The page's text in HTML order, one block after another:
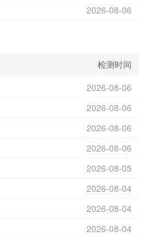
2026-08-06
检测时间
2026-08-06
2026-08-06
2026-08-06
2026-08-06
2026-08-05
2026-08-04
2026-08-04
2026-08-04